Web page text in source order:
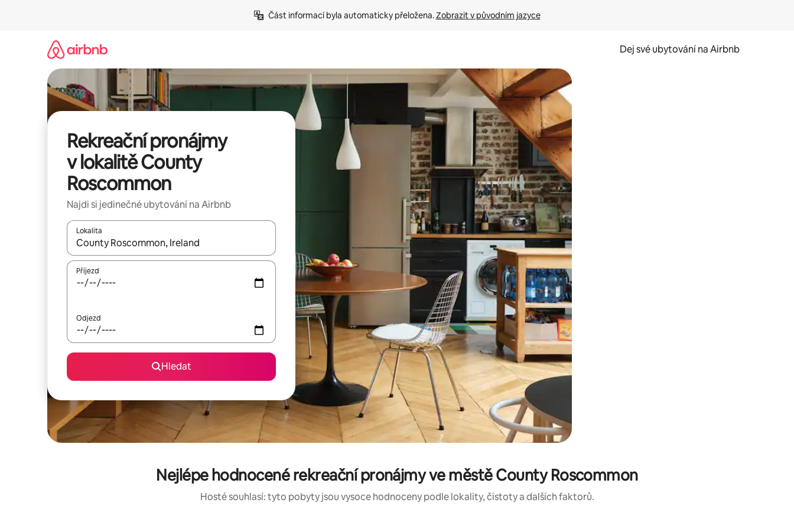
Část informací byla automaticky přeložena. Zobrazit v původním jazyce
Dej své ubytování na Airbnb
Rekreační pronájmy
v lokalitě County
Roscommon
Najdi si jedinečné ubytování na Airbnb
Lokalita
Až budou výsledky k dispozici, můžeš si je procházet pomocí šipek nahoru a dolů, dotykem nebo přejetím prstem.
Příjezd
Odjezd
Hledat
Nejlépe hodnocené rekreační pronájmy ve městě County Roscommon
Hosté souhlasí: tyto pobyty jsou vysoce hodnoceny podle lokality, čistoty a dalších faktorů.